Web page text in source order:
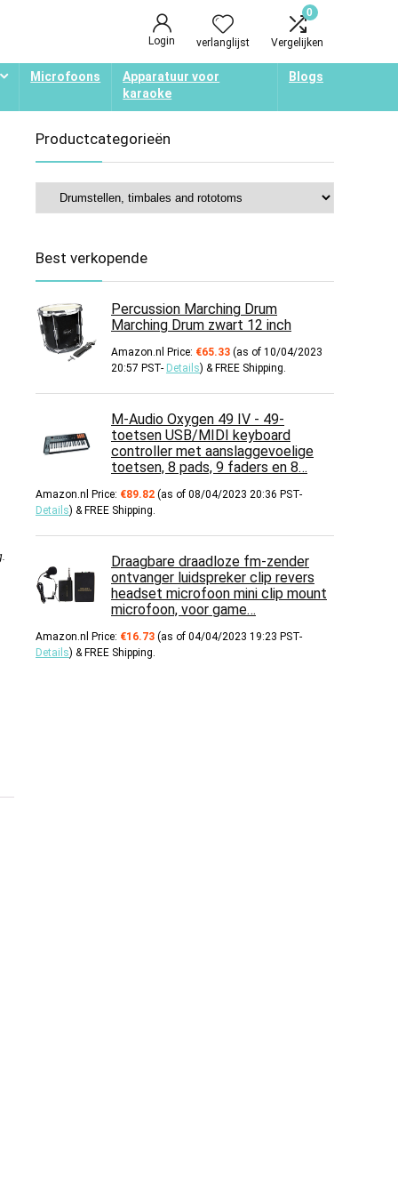
Login verlanglijst
0
Vergelijken
Microfoons
Apparatuur voor
karaoke
Blogs
.
Productcategorieën
Best verkopende
Percussion Marching Drum
Marching Drum zwart 12 inch
Amazon.nl Price: €65.33 (as of 10/04/2023
20:57 PST- Details) & FREE Shipping.
M-Audio Oxygen 49 IV - 49-
toetsen USB/MIDI keyboard
controller met aanslaggevoelige
toetsen, 8 pads, 9 faders en 8…
Amazon.nl Price: €89.82 (as of 08/04/2023 20:36 PST-
Details) & FREE Shipping.
Draagbare draadloze fm-zender
ontvanger luidspreker clip revers
headset microfoon mini clip mount
microfoon, voor game…
Amazon.nl Price: €16.73 (as of 04/04/2023 19:23 PST-
Details) & FREE Shipping.